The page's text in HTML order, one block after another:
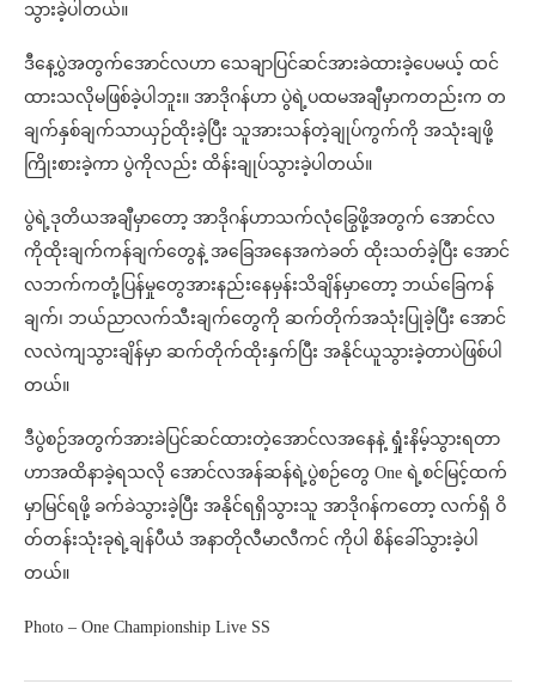
သွားခဲ့ပါတယ်။
ဒီနေ့ပွဲအတွက်အောင်လဟာ သေချာပြင်ဆင်အားခဲထားခဲ့ပေမယ့် ထင်
ထားသလိုမဖြစ်ခဲ့ပါဘူး။ အာဒိုဂန်ဟာ ပွဲရဲ့ပထမအချီမှာကတည်းက တ
ချက်နှစ်ချက်သာယှဉ်ထိုးခဲ့ပြီး သူအားသန်တဲ့ချုပ်ကွက်ကို အသုံးချဖို့
ကြိုးစားခဲ့ကာ ပွဲကိုလည်း ထိန်းချုပ်သွားခဲ့ပါတယ်။
ပွဲရဲ့ဒုတိယအချီမှာတော့ အာဒိုဂန်ဟာသက်လုံခြွေဖို့အတွက် အောင်လ
ကိုထိုးချက်ကန်ချက်တွေနဲ့ အခြေအနေအကဲခတ် ထိုးသတ်ခဲ့ပြီး အောင်
လဘက်ကတုံ့ပြန်မှုတွေအားနည်းနေမှန်းသိချိန်မှာတော့ ဘယ်ခြေကန်
ချက်၊ ဘယ်ညာလက်သီးချက်တွေကို ဆက်တိုက်အသုံးပြုခဲ့ပြီး အောင်
လလဲကျသွားချိန်မှာ ဆက်တိုက်ထိုးနှက်ပြီး အနိုင်ယူသွားခဲ့တာပဲဖြစ်ပါ
တယ်။
ဒီပွဲစဉ်အတွက်အားခဲပြင်ဆင်ထားတဲ့အောင်လအနေနဲ့ ရှုံးနိမ့်သွားရတာ
ဟာအထိနာခဲ့ရသလို အောင်လအန်ဆန်ရဲ့ပွဲစဉ်တွေ One ရဲ့စင်မြင့်ထက်
မှာမြင်ရဖို့ ခက်ခဲသွားခဲ့ပြီး အနိုင်ရရှိသွားသူ အာဒိုဂန်ကတော့ လက်ရှိ ဝိ
တ်တန်းသုံးခုရဲ့ချန်ပီယံ အနာတိုလီမာလီကင် ကိုပါ စိန်ခေါ်သွားခဲ့ပါ
တယ်။
Photo – One Championship Live SS